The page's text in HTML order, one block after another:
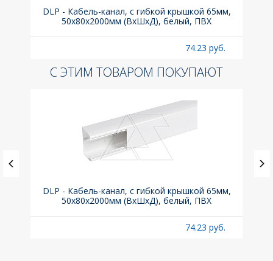
DLP - Кабель-канал, с гибкой крышкой 65мм,
50x80х2000мм (ВхШхД), белый, ПВХ
74.23 руб.
С ЭТИМ ТОВАРОМ ПОКУПАЮТ
DLP - Кабель-канал, с гибкой крышкой 65мм,
50x80х2000мм (ВхШхД), белый, ПВХ
74.23 руб.